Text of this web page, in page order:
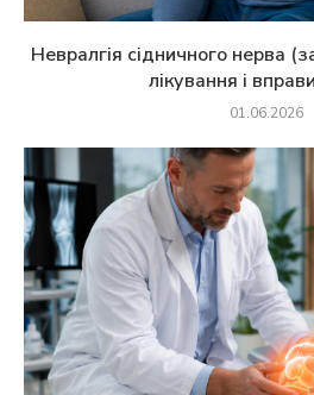
Невралгія сідничного нерва
лікування і
01.06.2026